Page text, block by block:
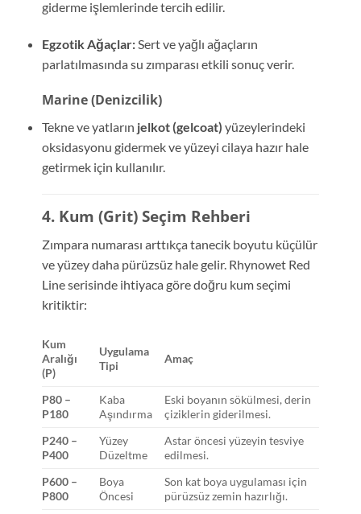
giderme işlemlerinde tercih edilir.
Egzotik Ağaçlar:Sert ve yağlı ağaçların
parlatılmasında su zımparası etkili sonuç verir.
Marine (Denizcilik)
Tekne ve yatların jelkot (gelcoat) yüzeylerindeki
oksidasyonu gidermek ve yüzeyi cilaya hazır hale
getirmek için kullanılır.
4. Kum (Grit) Seçim Rehberi
Zımpara numarası arttıkça tanecik boyutu küçülür
ve yüzey daha pürüzsüz hale gelir. Rhynowet Red
Line serisinde ihtiyaca göre doğru kum seçimi
kritiktir:
Kum
Aralığı
(P)
Uygulama
Tipi
Amaç
P80 –
P180
Kaba
Aşındırma
Eski boyanın sökülmesi, derin
çiziklerin giderilmesi.
P240 –
P400
Yüzey
Düzeltme
Astar öncesi yüzeyin tesviye
edilmesi.
P600 –
P800
Boya
Öncesi
Son kat boya uygulaması için
pürüzsüz zemin hazırlığı.